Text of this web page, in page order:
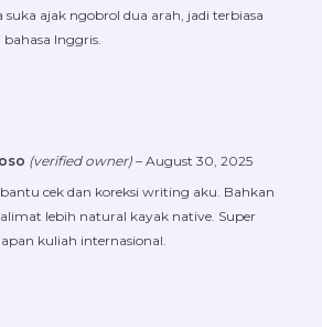
ajak ngobrol dua arah, jadi terbiasa
Inggris.
(verified owner) – August 30, 2025
cek dan koreksi writing aku. Bahkan
lebih natural kayak native. Super
kuliah internasional.